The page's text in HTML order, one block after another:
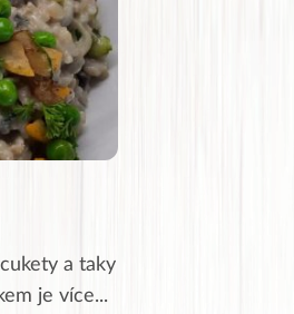
a taky
je více...